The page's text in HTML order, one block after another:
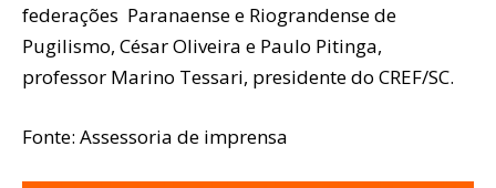
federações Paranaense e Riograndense de
Pugilismo, César Oliveira e Paulo Pitinga,
professor Marino Tessari, presidente do CREF/SC.
Fonte: Assessoria de imprensa